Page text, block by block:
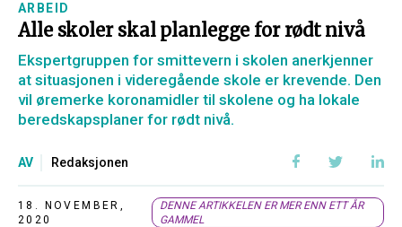
ARBEID
Alle skoler skal planlegge for rødt nivå
Ekspertgruppen for smittevern i skolen anerkjenner
at situasjonen i videregående skole er krevende. Den
vil øremerke koronamidler til skolene og ha lokale
beredskapsplaner for rødt nivå.
AV Redaksjonen
18. NOVEMBER,
2020
DENNE ARTIKKELEN ER MER ENN ETT ÅR
GAMMEL